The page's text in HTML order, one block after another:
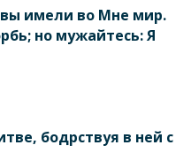
имели во Мне мир.
но мужайтесь: Я
бодрствуя в ней с